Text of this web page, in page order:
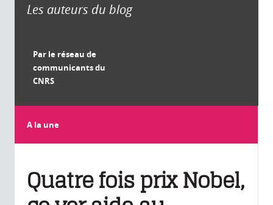
Les auteurs du blog
Par le réseau de
communicants du
CNRS
A la une
Quatre fois prix Nobel,